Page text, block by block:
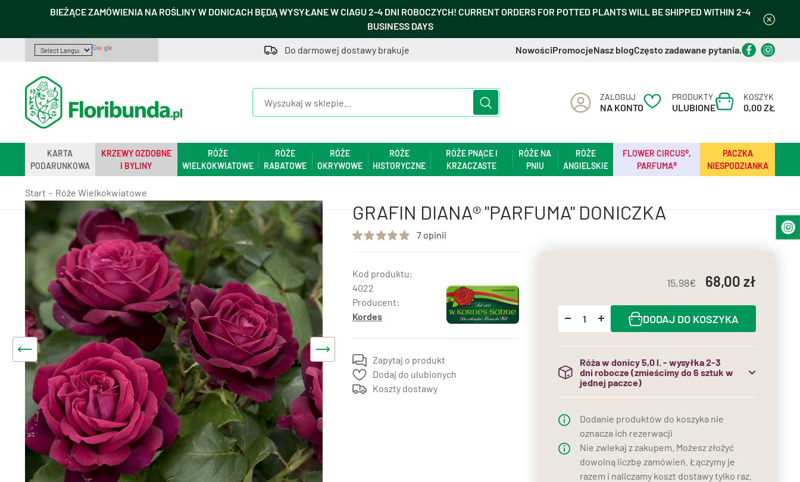
BIEŻĄCE ZAMÓWIENIA NA ROŚLINY W DONICACH BĘDĄ WYSYŁANE W CIAGU 2-4 DNI ROBOCZYCH! CURRENT ORDERS FOR POTTED PLANTS WILL BE SHIPPED WITHIN 2-4
BUSINESS DAYS
Do darmowej dostawy brakuje NowościPromocjeNasz blogCzęsto zadawane pytania.
ZALOGUJ
NA KONTO
PRODUKTY
ULUBIONE
KOSZYK
0,00 ZŁ
KARTA
PODARUNKOWA
KRZEWY OZDOBNE
I BYLINY
RÓŻE
WIELKOKWIATOWE
RÓŻE
RABATOWE
RÓŻE
OKRYWOWE
RÓŻE
HISTORYCZNE
RÓŻE PNĄCE I
KRZACZASTE
RÓŻE NA
PNIU
RÓŻE
ANGIELSKIE
FLOWER CIRCUS®,
PARFUMA®
PACZKA
NIESPODZIANKA
Start Róże Wielkokwiatowe
GRAFIN DIANA® "PARFUMA" DONICZKA
7 opinii
4022
Producent:
Kordes
Zapytaj o produkt
Dodaj do ulubionych
Koszty dostawy
68,00
15,98
DODAJ DO KOSZYKA
Róża w donicy 5,0 l. - wysyłka 2-3
dni robocze (zmieścimy do 6 sztuk w
jednej paczce)
(do jednej paczki mieścimy maksymalnie 6
sztuk róż w donicach)
Dodanie produktów do koszyka nie
oznacza ich rezerwacji
Nie zwlekaj z zakupem. Możesz złożyć
dowolną liczbę zamówień. Łączymy je
razem i naliczamy koszt dostawy tylko raz.